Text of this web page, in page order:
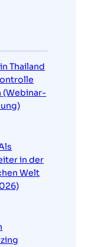
Thailand
(Webinar-
in der
Welt